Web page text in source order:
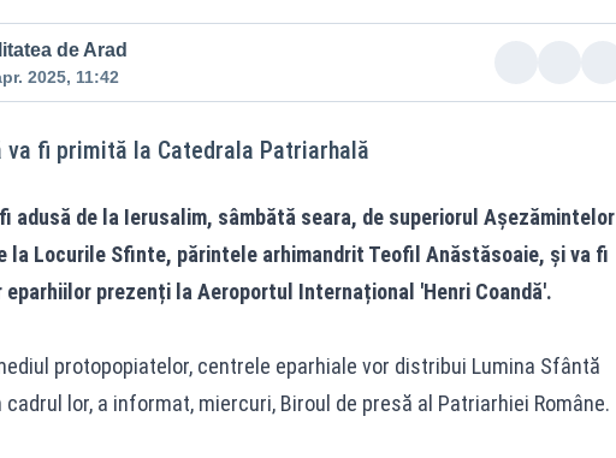
de Arad
2025, 11:42
va fi primită la Catedrala Patriarhală
adusă de la Ierusalim, sâmbătă seara, de superiorul Așezămintelor
la Locurile Sfinte, părintele arhimandrit Teofil Anăstăsoaie, și va fi
prezenți la Aeroportul Internațional 'Henri Coandă'.
protopopiatelor, centrele eparhiale vor distribui Lumina Sfântă
lor, a informat, miercuri, Biroul de presă al Patriarhiei Române.